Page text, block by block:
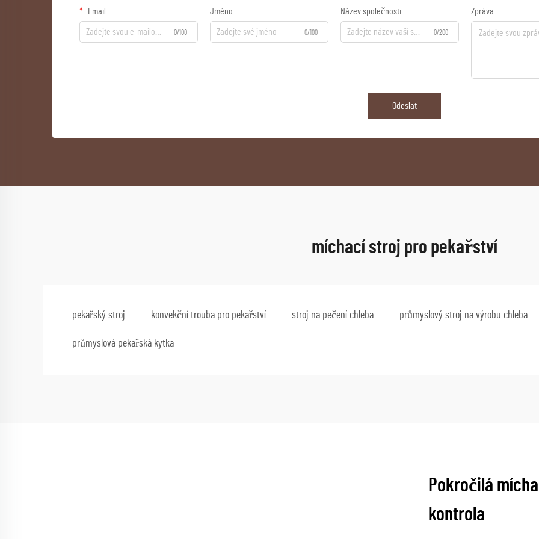
Email
0/100
Jméno
0/100
Název společnosti
0/200
Zpráva
Odeslat
míchací stroj pro pekařství
pekařský stroj konvekční trouba pro pekařství stroj na pečení chleba průmyslový stroj na výrobu chleba
průmyslová pekařská kytka
Pokročilá
kontrola